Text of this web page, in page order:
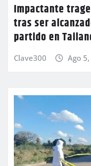
Impactante
tras ser
partido en
Clave300 Ago